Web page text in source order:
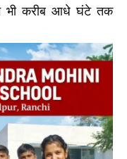
भी करीब आधे घंटे तक